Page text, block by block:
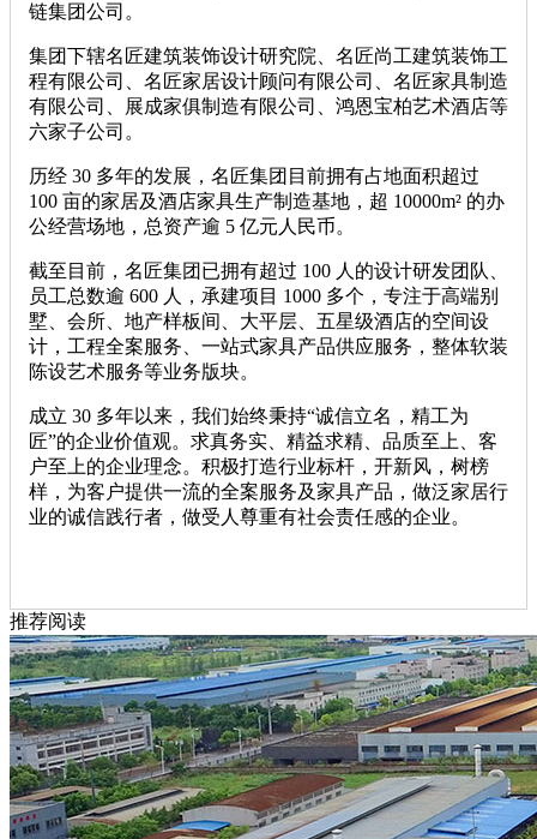
链集团公司。
集团下辖名匠建筑装饰设计研究院、名匠尚工建筑装饰工
程有限公司、名匠家居设计顾问有限公司、名匠家具制造
有限公司、展成家俱制造有限公司、鸿恩宝柏艺术酒店等
六家子公司。
历经 30 多年的发展，名匠集团目前拥有占地面积超过
100 亩的家居及酒店家具生产制造基地，超 10000m² 的办
公经营场地，总资产逾 5 亿元人民币。
截至目前，名匠集团已拥有超过 100 人的设计研发团队、
员工总数逾 600 人，承建项目 1000 多个，专注于高端别
墅、会所、地产样板间、大平层、五星级酒店的空间设
计，工程全案服务、一站式家具产品供应服务，整体软装
陈设艺术服务等业务版块。
成立 30 多年以来，我们始终秉持“诚信立名，精工为
匠”的企业价值观。求真务实、精益求精、品质至上、客
户至上的企业理念。积极打造行业标杆，开新风，树榜
样，为客户提供一流的全案服务及家具产品，做泛家居行
业的诚信践行者，做受人尊重有社会责任感的企业。
推荐阅读